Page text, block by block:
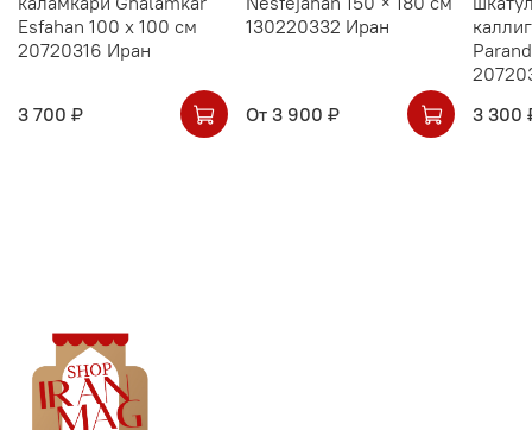
Esfahan 100 х 100 см
20720316 Иран
3 700 ₽
130220332 Иран
От 3 900 ₽
3 300